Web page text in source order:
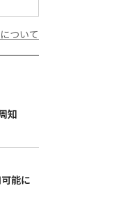
ついて
知
能に